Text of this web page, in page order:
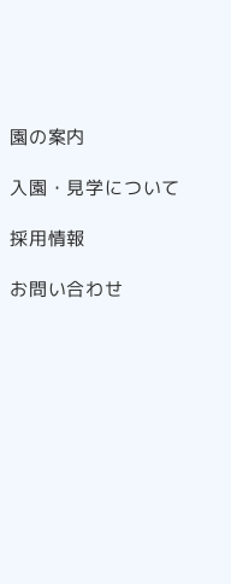
園の案内
入園・見学について
採用情報
お問い合わせ